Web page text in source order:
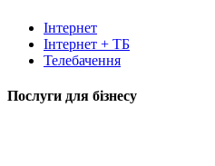
Інтернет
Інтернет + ТБ
Телебачення
Послуги для бізнесу